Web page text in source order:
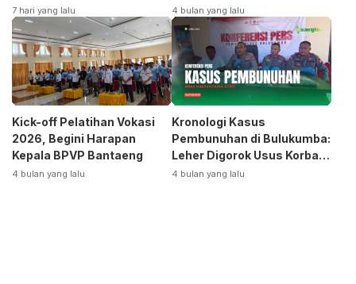
Terpecah
7 hari yang lalu
Siap Bangkitkan Jurusan
Otomotif
4 bulan yang lalu
Kick-off Pelatihan Vokasi
2026, Begini Harapan
Kepala BPVP Bantaeng
4 bulan yang lalu
Kronologi Kasus
Pembunuhan di Bulukumba:
Leher Digorok Usus Korban
Dikeluarkan
4 bulan yang lalu